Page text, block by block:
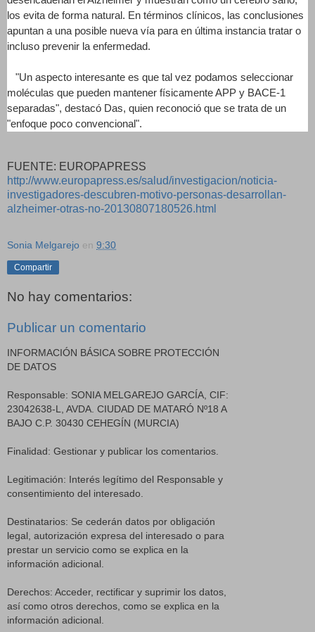
los evita de forma natural. En términos clínicos, las conclusiones
apuntan a una posible nueva vía para en última instancia tratar o
incluso prevenir la enfermedad.
"Un aspecto interesante es que tal vez podamos seleccionar
moléculas que pueden mantener físicamente APP y BACE-1
separadas", destacó Das, quien reconoció que se trata de un
"enfoque poco convencional".
FUENTE: EUROPAPRESS
http://www.europapress.es/salud/investigacion/noticia-
investigadores-descubren-motivo-personas-desarrollan-
alzheimer-otras-no-20130807180526.html
Sonia Melgarejo en 9:30
Compartir
No hay comentarios:
Publicar un comentario
INFORMACIÓN BÁSICA SOBRE PROTECCIÓN
DE DATOS
Responsable: SONIA MELGAREJO GARCÍA, CIF:
23042638-L, AVDA. CIUDAD DE MATARÓ Nº18 A
BAJO C.P. 30430 CEHEGÍN (MURCIA)
Finalidad: Gestionar y publicar los comentarios.
Legitimación: Interés legítimo del Responsable y
consentimiento del interesado.
Destinatarios: Se cederán datos por obligación
legal, autorización expresa del interesado o para
prestar un servicio como se explica en la
información adicional.
Derechos: Acceder, rectificar y suprimir los datos,
así como otros derechos, como se explica en la
información adicional.